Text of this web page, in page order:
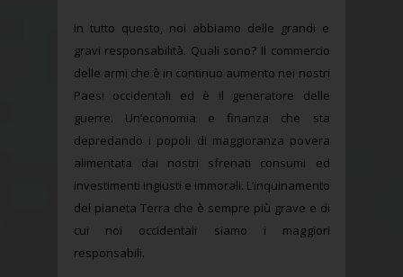
In tutto questo, noi abbiamo delle grandi e
gravi responsabilità. Quali sono? Il commercio
delle armi che è in continuo aumento nei nostri
Paesi occidentali ed è il generatore delle
guerre. Un’economia e finanza che sta
depredando i popoli di maggioranza povera
alimentata dai nostri sfrenati consumi ed
investimenti ingiusti e immorali. L’inquinamento
del pianeta Terra che è sempre più grave e di
cui noi occidentali siamo i maggiori
responsabili.